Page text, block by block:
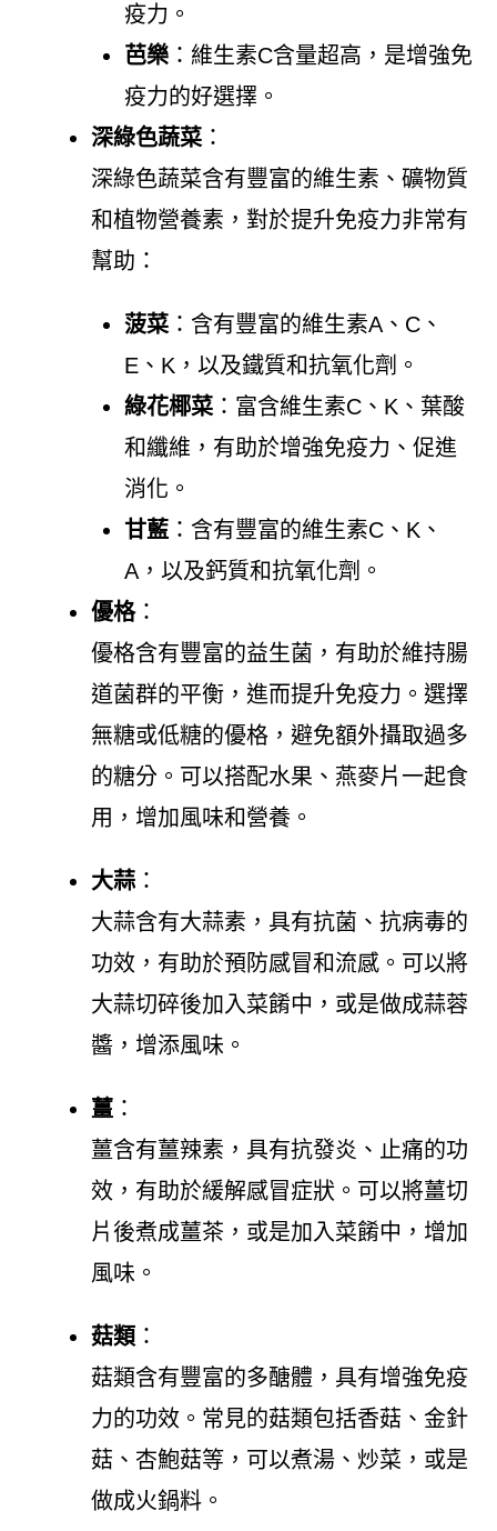
疫力。
芭樂：維生素C含量超高，是增強免
疫力的好選擇。
深綠色蔬菜：
深綠色蔬菜含有豐富的維生素、礦物質
和植物營養素，對於提升免疫力非常有
幫助：
菠菜：含有豐富的維生素A、C、
E、K，以及鐵質和抗氧化劑。
綠花椰菜：富含維生素C、K、葉酸
和纖維，有助於增強免疫力、促進
消化。
甘藍：含有豐富的維生素C、K、
A，以及鈣質和抗氧化劑。
優格：
優格含有豐富的益生菌，有助於維持腸
道菌群的平衡，進而提升免疫力。選擇
無糖或低糖的優格，避免額外攝取過多
的糖分。可以搭配水果、燕麥片一起食
用，增加風味和營養。
大蒜：
大蒜含有大蒜素，具有抗菌、抗病毒的
功效，有助於預防感冒和流感。可以將
大蒜切碎後加入菜餚中，或是做成蒜蓉
醬，增添風味。
薑：
薑含有薑辣素，具有抗發炎、止痛的功
效，有助於緩解感冒症狀。可以將薑切
片後煮成薑茶，或是加入菜餚中，增加
風味。
菇類：
菇類含有豐富的多醣體，具有增強免疫
力的功效。常見的菇類包括香菇、金針
菇、杏鮑菇等，可以煮湯、炒菜，或是
做成火鍋料。